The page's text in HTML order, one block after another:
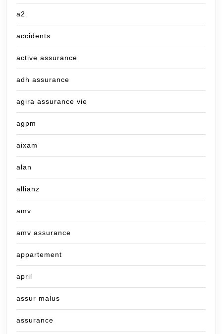
a2
accidents
active assurance
adh assurance
agira assurance vie
agpm
aixam
alan
allianz
amv
amv assurance
appartement
april
assur malus
assurance